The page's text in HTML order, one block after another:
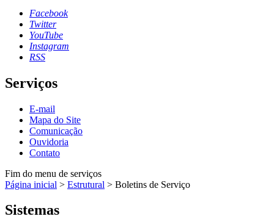
Facebook
Twitter
YouTube
Instagram
RSS
Serviços
E-mail
Mapa do Site
Comunicação
Ouvidoria
Contato
Fim do menu de serviços
Página inicial > Estrutural > Boletins de Serviço
Sistemas